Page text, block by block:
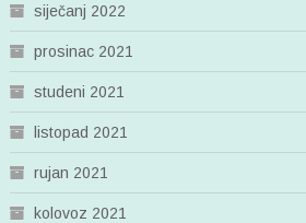
siječanj 2022
prosinac 2021
studeni 2021
listopad 2021
rujan 2021
kolovoz 2021